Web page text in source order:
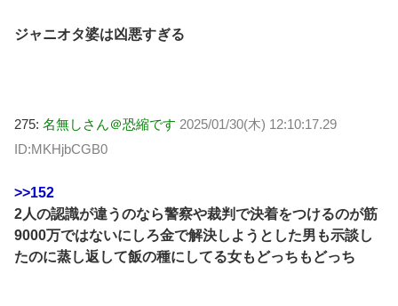
ジャニオタ婆は凶悪すぎる
275: 名無しさん＠恐縮です 2025/01/30(木) 12:10:17.29
ID:MKHjbCGB0
>>152
2人の認識が違うのなら警察や裁判で決着をつけるのが筋
9000万ではないにしろ金で解決しようとした男も示談し
たのに蒸し返して飯の種にしてる女もどっちもどっち